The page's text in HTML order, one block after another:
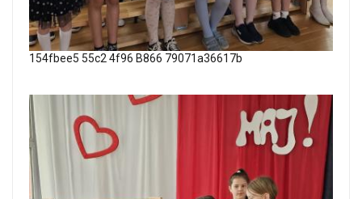
154fbee5 55c2 4f96 B866 79071a36617b